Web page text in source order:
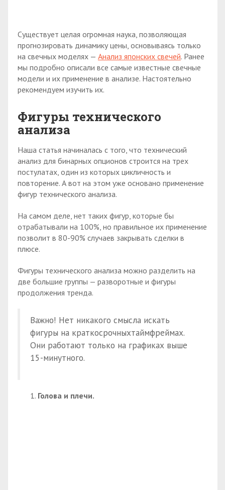
Существует целая огромная наука, позволяющая
прогнозировать динамику цены, основываясь только
на свечных моделях — Анализ японских свечей. Ранее
мы подробно описали все самые известные свечные
модели и их применение в анализе. Настоятельно
рекомендуем изучить их.
Фигуры технического
анализа
Наша статья начиналась с того, что технический
анализ для бинарных опционов строится на трех
постулатах, один из которых цикличность и
повторение. А вот на этом уже основано применение
фигур технического анализа.
На самом деле, нет таких фигур, которые бы
отрабатывали на 100%, но правильное их применение
позволит в 80-90% случаев закрывать сделки в
плюсе.
Фигуры технического анализа можно разделить на
две большие группы — разворотные и фигуры
продолжения тренда.
Важно! Нет никакого смысла искать
фигуры на краткосрочныхтаймфреймах.
Они работают только на графиках выше
15-минутного.
Голова и плечи.